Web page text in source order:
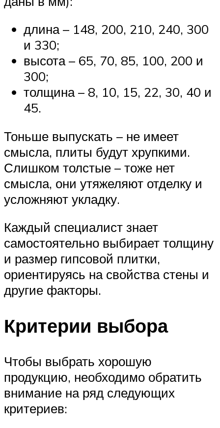
длина – 148, 200, 210, 240, 300
и 330;
высота – 65, 70, 85, 100, 200 и
300;
толщина – 8, 10, 15, 22, 30, 40 и
45.
Тоньше выпускать – не имеет
смысла, плиты будут хрупкими.
Слишком толстые – тоже нет
смысла, они утяжеляют отделку и
усложняют укладку.
Каждый специалист знает
самостоятельно выбирает толщину
и размер гипсовой плитки,
ориентируясь на свойства стены и
другие факторы.
Критерии выбора
Чтобы выбрать хорошую
продукцию, необходимо обратить
внимание на ряд следующих
критериев: